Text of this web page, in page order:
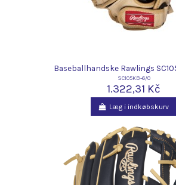
Baseballhandske Rawlings
SC105KB-6/0
1.322,31 Kč
Læg i indkøbskurv